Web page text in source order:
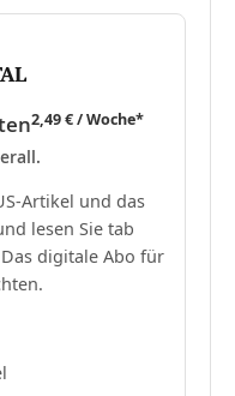
2,49 € / Woche*
Artikel und das
lesen Sie tab
digitale Abo für